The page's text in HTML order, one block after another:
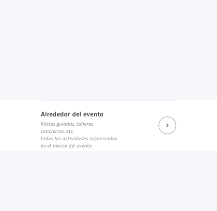
Alrededor del evento
Visitas guiadas, talleres,
conciertos, etc.
todas las actividades organizadas
en el marco del evento